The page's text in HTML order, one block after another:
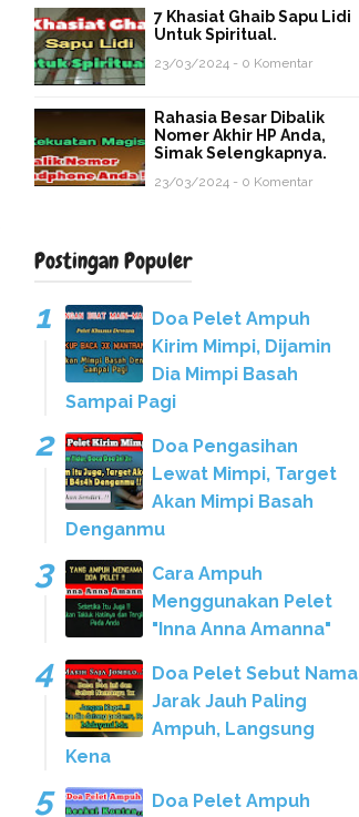
7 Khasiat Ghaib Sapu Lidi
Untuk Spiritual.
23/03/2024 - 0 Komentar
Rahasia Besar Dibalik
Nomer Akhir HP Anda,
Simak Selengkapnya.
23/03/2024 - 0 Komentar
Postingan Populer
Doa Pelet Ampuh
Kirim Mimpi, Dijamin
Dia Mimpi Basah
Sampai Pagi
Doa Pengasihan
Lewat Mimpi, Target
Akan Mimpi Basah
Denganmu
Cara Ampuh
Menggunakan Pelet
"Inna Anna Amanna"
Doa Pelet Sebut Nama
Jarak Jauh Paling
Ampuh, Langsung
Kena
Doa Pelet Ampuh